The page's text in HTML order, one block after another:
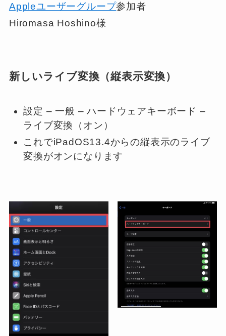
Appleユーザーグループ参加者
Hiromasa Hoshino様
新しいライブ変換（縦表示変換）
設定 –一般 –ハードウェアキーボード –
ライブ変換
（オン）
これでiPadOS13.4からの縦表示のライブ
変換がオンになります